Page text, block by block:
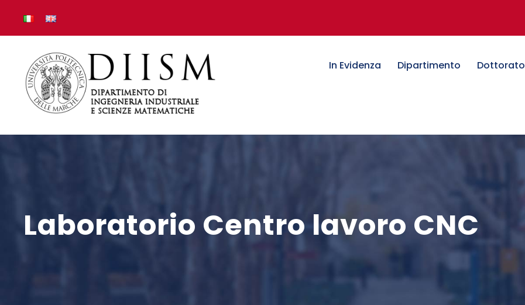
In Evidenza Dipartimento Dottorato
Laboratorio Centro lavoro CNC